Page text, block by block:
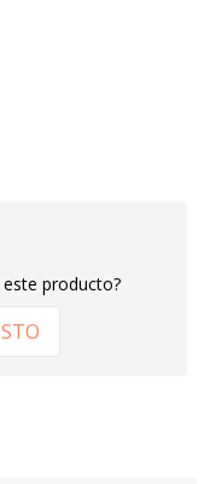
producto?